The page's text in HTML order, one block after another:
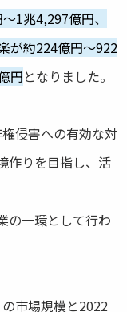
1兆4,297億円、
が約224億円～922
円となりました。
侵害への有効な対
作りを目指し、活
の一環として行わ
市場規模と2022